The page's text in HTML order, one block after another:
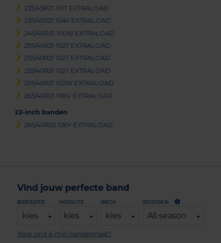
235/45R21 101T EXTRALOAD
235/45R21 104V EXTRALOAD
245/40R21 100W EXTRALOAD
255/40R21 102T EXTRALOAD
255/40R21 102T EXTRALOAD
255/40R21 102T EXTRALOAD
255/40R21 102W EXTRALOAD
265/40R21 108V EXTRALOAD
22-inch banden
265/40R22 106Y EXTRALOAD
Vind jouw perfecte band
BREEDTE
kies
HOOGTE
kies
INCH
kies
SEIZOEN
All season
Waar vind ik mijn bandenmaat?